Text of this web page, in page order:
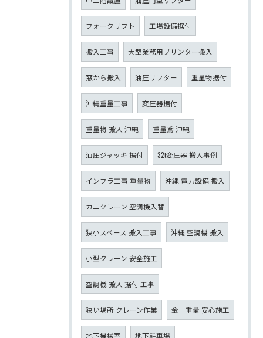
フォークリフト 工場設備据付
搬入工事 大型業務用プリンター搬入
窓から搬入 油圧リフター 重量物据付
沖縄重量工事 変圧器据付
重量物 搬入 沖縄 重量鳶 沖縄
油圧ジャッキ 据付 32t変圧器 搬入事例
インフラ工事 重量物 沖縄 電力設備 搬入
カニクレーン 空調機入替
狭小スペース 搬入工事 沖縄 空調機 搬入
小型クレーン 安全施工
空調機 搬入 据付 工事
狭い場所 クレーン作業 金一重量 安心施工
地下機械室 地下駐車場